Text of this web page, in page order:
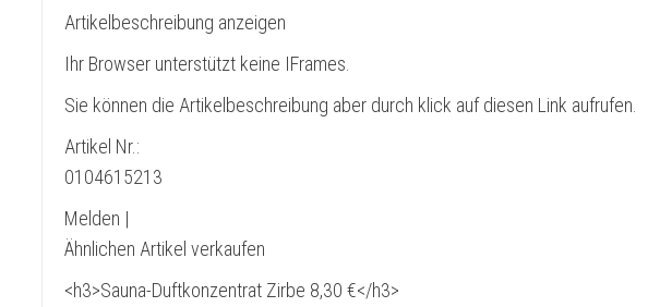
Artikelbeschreibung anzeigen
Ihr Browser unterstützt keine IFrames.
Sie können die Artikelbeschreibung aber durch klick auf diesen Link aufrufen.
Artikel Nr.:
0104615213
Melden |
Ähnlichen Artikel verkaufen
<h3>Sauna-Duftkonzentrat Zirbe 8,30 €</h3>